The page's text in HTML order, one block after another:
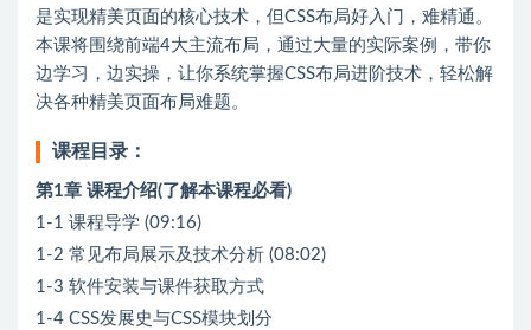
是实现精美页面的核心技术，但CSS布局好入门，难精通。
本课将围绕前端4大主流布局，通过大量的实际案例，带你
边学习，边实操，让你系统掌握CSS布局进阶技术，轻松解
决各种精美页面布局难题。
课程目录：
第1章 课程介绍(了解本课程必看)
1-1 课程导学 (09:16)
1-2 常见布局展示及技术分析 (08:02)
1-3 软件安装与课件获取方式
1-4 CSS发展史与CSS模块划分